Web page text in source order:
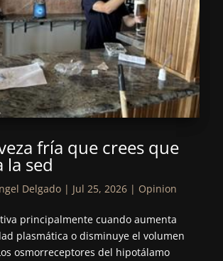
fría que crees que
sed
Delgado| Jul 25, 2026| Opinion
principalmente cuando aumenta
plasmática o disminuye el volumen
osmorreceptores del hipotálamo